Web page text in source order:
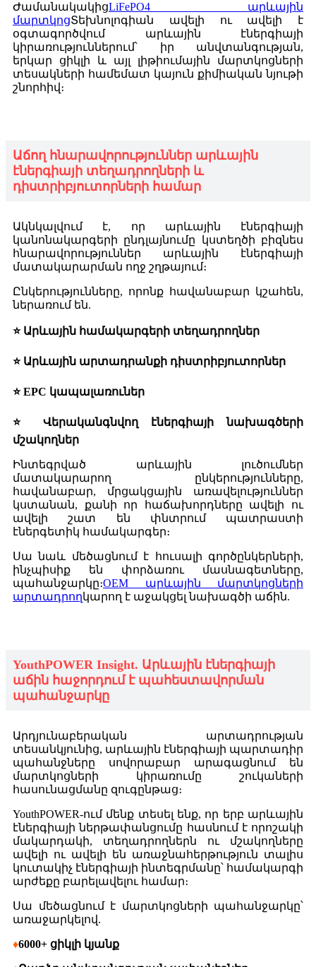
ԺամանակակիցLiFePO4 արևային
մարտկոցՏեխնոլոգիան ավելի ու ավելի է
օգտագործվում արևային էներգիայի
կիրառություններում՝ իր անվտանգության,
երկար ցիկլի և այլ լիթիումային մարտկոցների
տեսակների համեմատ կայուն քիմիական նյութի
շնորհիվ։
Աճող հնարավորություններ արևային
էներգիայի տեղադրողների և
դիստրիբյուտորների համար
Ակնկալվում է, որ արևային էներգիայի
կանոնակարգերի ընդլայնումը կստեղծի բիզնես
հնարավորություններ արևային էներգիայի
մատակարարման ողջ շղթայում։
Ընկերությունները, որոնք հավանաբար կշահեն,
ներառում են.
⭐ Արևային համակարգերի տեղադրողներ
⭐ Արևային արտադրանքի դիստրիբյուտորներ
⭐ EPC կապալառուներ
⭐ Վերականգնվող էներգիայի նախագծերի
մշակողներ
Ինտեգրված արևային լուծումներ
մատակարարող ընկերությունները,
հավանաբար, մրցակցային առավելություններ
կստանան, քանի որ հաճախորդները ավելի ու
ավելի շատ են փնտրում պատրաստի
էներգետիկ համակարգեր։
Սա նաև մեծացնում է հուսալի գործընկերների,
ինչպիսիք են փորձառու մասնագետները,
պահանջարկը։OEM արևային մարտկոցների
արտադրողկարող է աջակցել նախագծի աճին.
YouthPOWER Insight. Արևային էներգիայի
աճին հաջորդում է պահեստավորման
պահանջարկը
Արդյունաբերական արտադրության
տեսանկյունից, արևային էներգիայի պարտադիր
պահանջները սովորաբար արագացնում են
մարտկոցների կիրառումը շուկաների
հասունացմանը զուգընթաց։
YouthPOWER-ում մենք տեսել ենք, որ երբ արևային
էներգիայի ներթափանցումը հասնում է որոշակի
մակարդակի, տեղադրողներն ու մշակողները
ավելի ու ավելի են առաջնահերթություն տալիս
կուտակիչ էներգիայի ինտեգրմանը՝ համակարգի
արժեքը բարելավելու համար։
Սա մեծացնում է մարտկոցների պահանջարկը՝
առաջարկելով.
♦6000+ ցիկլի կյանք